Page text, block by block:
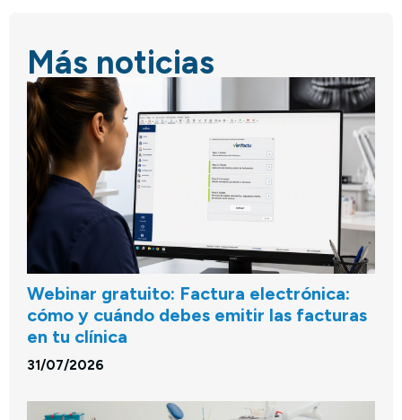
Más noticias
Webinar gratuito: Factura electrónica:
cómo y cuándo debes emitir las facturas
en tu clínica
31/07/2026